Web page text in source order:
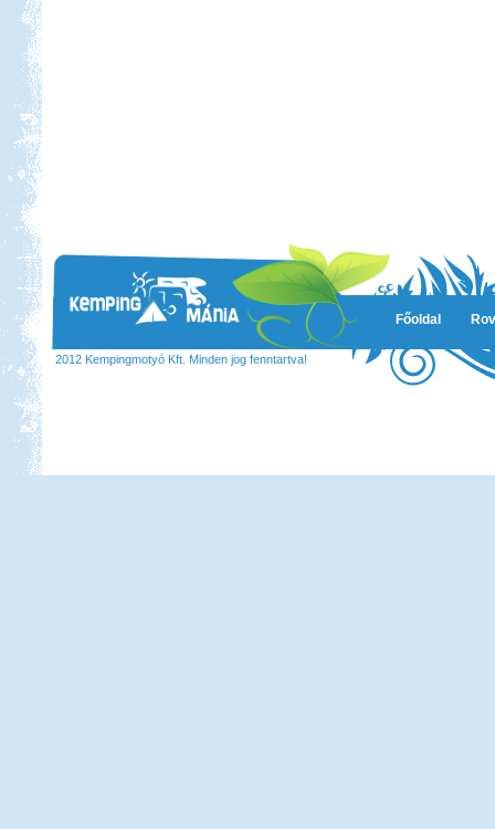
Főoldal
2012 Kempingmotyó Kft. Minden jog fenntartva!